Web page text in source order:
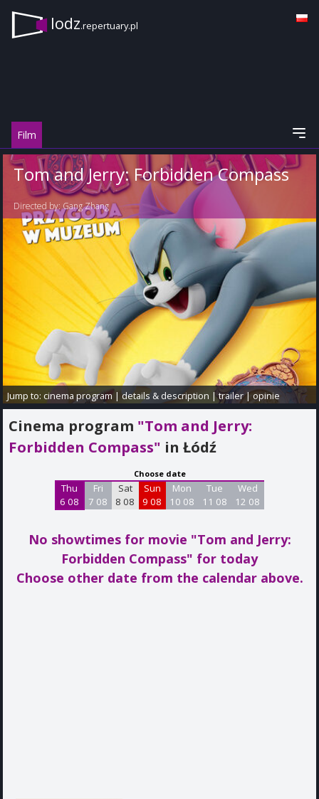
lodz.repertuary.pl
Film
Tom and Jerry: Forbidden Compass
Directed by:Gang Zhang
Jump to:cinema program |details & description |trailer|opinie
Cinema program "Tom and Jerry:
Forbidden Compass" in Łódź
Choose date
Thu
6 08
Fri
7 08
Sat
8 08
Sun
9 08
Mon
10 08
Tue
11 08
Wed
12 08
No showtimes for movie "Tom and Jerry:
Forbidden Compass" for today
Choose other date from the calendar above.